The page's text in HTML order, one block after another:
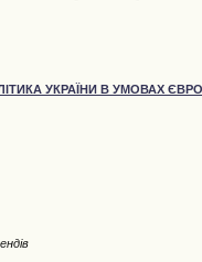
УКРАЇНИ В УМОВАХ